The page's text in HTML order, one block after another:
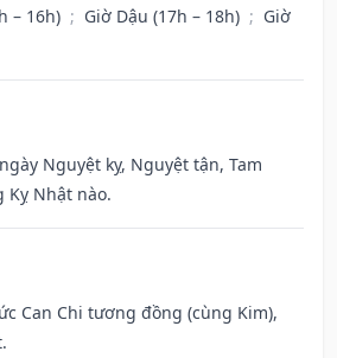
– 16h) ; Giờ Dậu (17h – 18h) ; Giờ
Nguyệt kỵ, Nguyệt tận, Tam
Kỵ Nhật nào.
Can Chi tương đồng (cùng Kim),